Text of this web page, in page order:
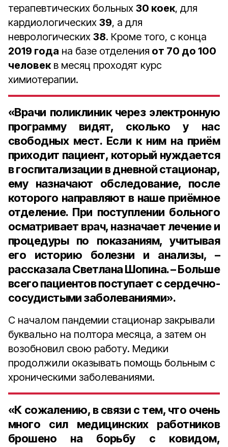
терапевтических больных 30 коек, для
кардиологических 39, а для
неврологических 38. Кроме того, с конца
2019 года на базе отделения от 70 до 100
человекв месяц проходят курс
химиотерапии.
«Врачи поликлиник через электронную
программу видят, сколько у нас
свободных мест. Если к ним на приём
приходит пациент, который нуждается
в госпитализации в дневной стационар,
ему назначают обследование, после
которого направляют в наше приёмное
отделение. При поступлении больного
осматривает врач, назначает лечение и
процедуры по показаниям, учитывая
его историю болезни и анализы, –
рассказала Светлана Шопина. – Больше
всего пациентов поступает с сердечно-
сосудистыми заболеваниями».
С началом пандемии стационар закрывали
буквально на полтора месяца, а затем он
возобновил свою работу. Медики
продолжили оказывать помощь больным с
хроническими заболеваниями.
«К сожалению, в связи с тем, что очень
много сил медицинских работников
брошено на борьбу с ковидом,